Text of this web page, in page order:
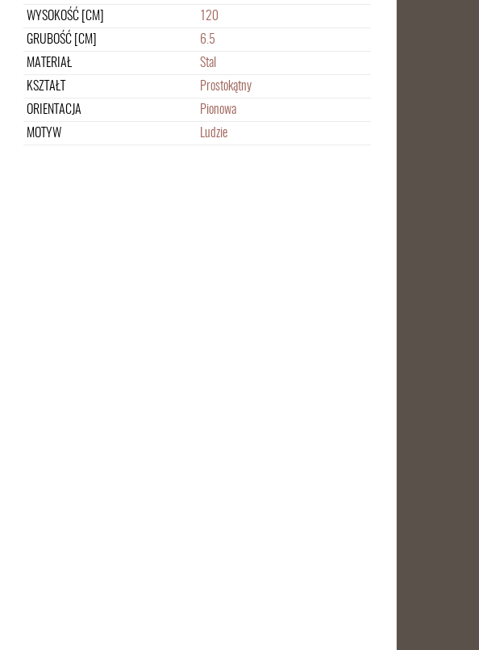
WYSOKOŚĆ [CM]
120
GRUBOŚĆ [CM]
6.5
MATERIAŁ
Stal
KSZTAŁT
Prostokątny
ORIENTACJA
Pionowa
MOTYW
Ludzie